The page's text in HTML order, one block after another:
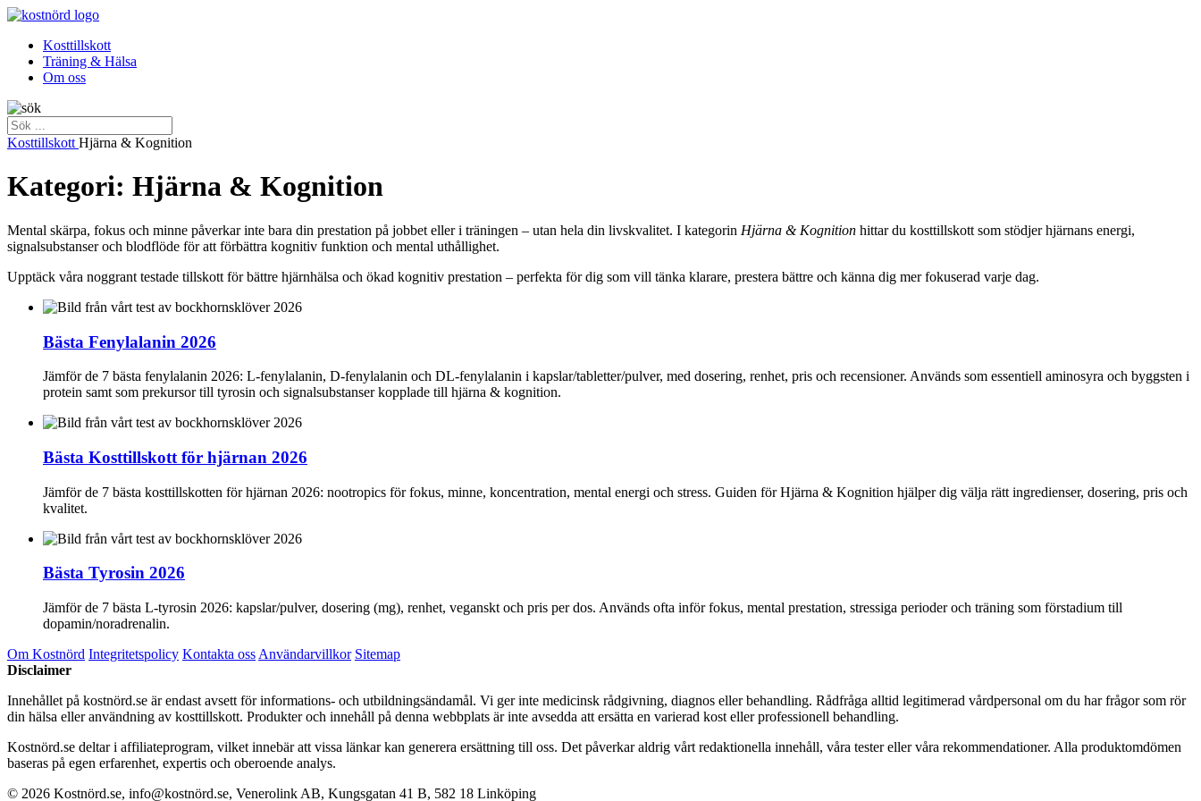
Kosttillskott
Träning & Hälsa
Om oss
Kosttillskott Hjärna & Kognition
Kategori: Hjärna & Kognition
Mental skärpa, fokus och minne påverkar inte bara din prestation på jobbet eller i träningen – utan hela din livskvalitet. I kategorin Hjärna & Kognition hittar du kosttillskott som stödjer hjärnans energi,
signalsubstanser och blodflöde för att förbättra kognitiv funktion och mental uthållighet.
Upptäck våra noggrant testade tillskott för bättre hjärnhälsa och ökad kognitiv prestation – perfekta för dig som vill tänka klarare, prestera bättre och känna dig mer fokuserad varje dag.
Bästa Fenylalanin 2026
Jämför de 7 bästa fenylalanin 2026: L‑fenylalanin, D‑fenylalanin och DL‑fenylalanin i kapslar/tabletter/pulver, med dosering, renhet, pris och recensioner. Används som essentiell aminosyra och byggsten i
protein samt som prekursor till tyrosin och signalsubstanser kopplade till hjärna & kognition.
Bästa Kosttillskott för hjärnan 2026
Jämför de 7 bästa kosttillskotten för hjärnan 2026: nootropics för fokus, minne, koncentration, mental energi och stress. Guiden för Hjärna & Kognition hjälper dig välja rätt ingredienser, dosering, pris och
kvalitet.
Bästa Tyrosin 2026
Jämför de 7 bästa L-tyrosin 2026: kapslar/pulver, dosering (mg), renhet, veganskt och pris per dos. Används ofta inför fokus, mental prestation, stressiga perioder och träning som förstadium till
dopamin/noradrenalin.
Om Kostnörd Integritetspolicy Kontakta oss Användarvillkor Sitemap
Disclaimer
Innehållet på kostnörd.se är endast avsett för informations- och utbildningsändamål. Vi ger inte medicinsk rådgivning, diagnos eller behandling. Rådfråga alltid legitimerad vårdpersonal om du har frågor som rör
din hälsa eller användning av kosttillskott. Produkter och innehåll på denna webbplats är inte avsedda att ersätta en varierad kost eller professionell behandling.
Kostnörd.se deltar i affiliateprogram, vilket innebär att vissa länkar kan generera ersättning till oss. Det påverkar aldrig vårt redaktionella innehåll, våra tester eller våra rekommendationer. Alla produktomdömen
baseras på egen erfarenhet, expertis och oberoende analys.
© 2026 Kostnörd.se, info@kostnörd.se, Venerolink AB, Kungsgatan 41 B, 582 18 Linköping